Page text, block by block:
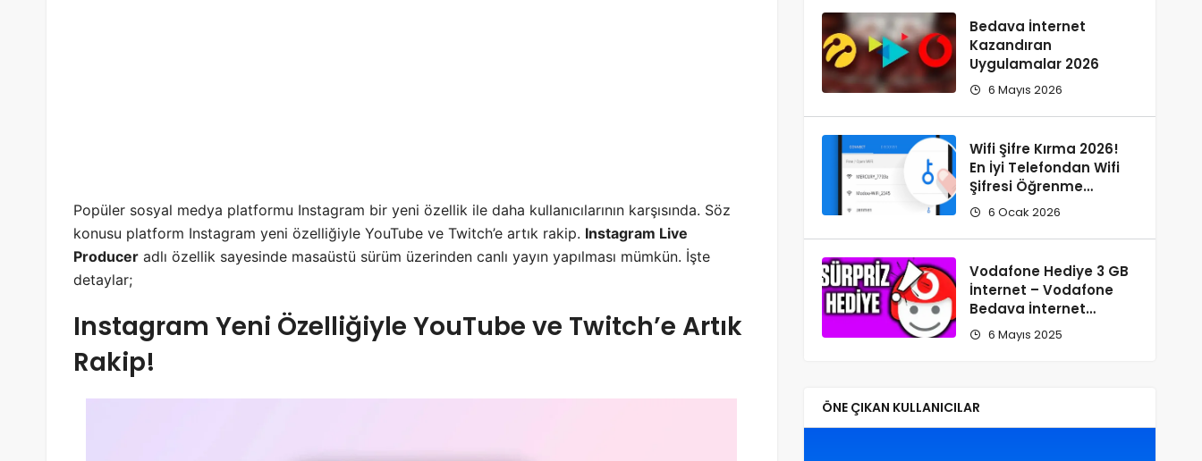
Popüler sosyal medya platformu Instagram bir yeni özellik ile daha kullanıcılarının karşısında. Söz
konusu platform Instagram yeni özelliğiyle YouTube ve Twitch’e artık rakip. Instagram Live
Producer adlı özellik sayesinde masaüstü sürüm üzerinden canlı yayın yapılması mümkün. İşte
detaylar;
Instagram Yeni Özelliğiyle YouTube ve Twitch’e Artık
Rakip!
Bedava İnternet
Kazandıran
Uygulamalar 2026
6 Mayıs 2026
Wifi Şifre Kırma 2026!
En İyi Telefondan Wifi
Şifresi Öğrenme
Yöntemi
6 Ocak 2026
Vodafone Hediye 3 GB
İnternet – Vodafone
Bedava İnternet
Kazanma
6 Mayıs 2025
ÖNE ÇIKAN KULLANICILAR